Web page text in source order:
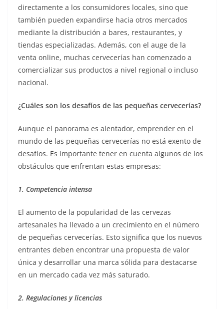
directamente a los consumidores locales, sino que
también pueden expandirse hacia otros mercados
mediante la distribución a bares, restaurantes, y
tiendas especializadas. Además, con el auge de la
venta online, muchas cervecerías han comenzado a
comercializar sus productos a nivel regional o incluso
nacional.
¿Cuáles son los desafíos de las pequeñas cervecerías?
Aunque el panorama es alentador, emprender en el
mundo de las pequeñas cervecerías no está exento de
desafíos. Es importante tener en cuenta algunos de los
obstáculos que enfrentan estas empresas:
1. Competencia intensa
El aumento de la popularidad de las cervezas
artesanales ha llevado a un crecimiento en el número
de pequeñas cervecerías. Esto significa que los nuevos
entrantes deben encontrar una propuesta de valor
única y desarrollar una marca sólida para destacarse
en un mercado cada vez más saturado.
2. Regulaciones y licencias